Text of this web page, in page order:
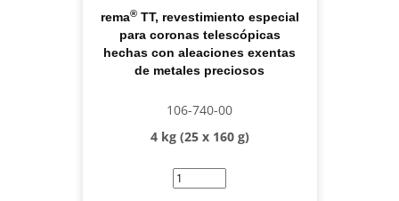
rema®TT, revestimiento especial
para coronas telescópicas
hechas con aleaciones exentas
de metales preciosos
106-740-00
4 kg (25 x 160 g)